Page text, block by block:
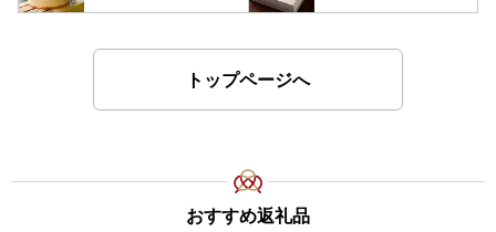
トップページへ
おすすめ返礼品